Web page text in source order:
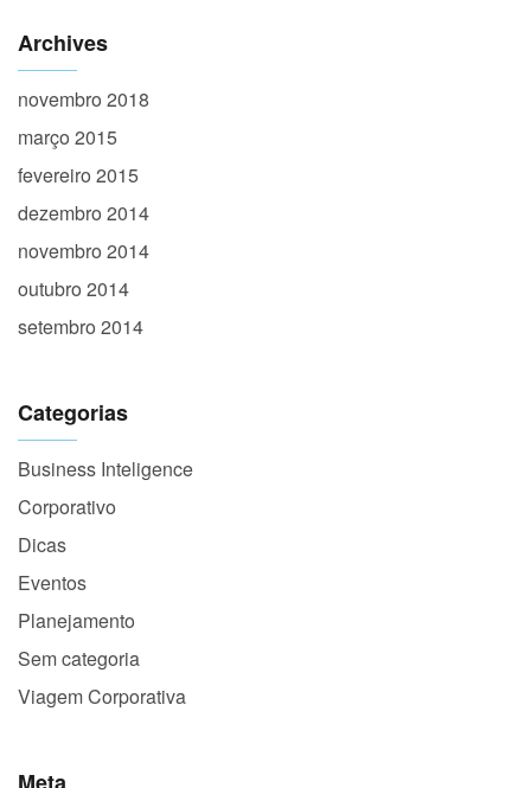
Archives
novembro 2018
março 2015
fevereiro 2015
dezembro 2014
novembro 2014
outubro 2014
setembro 2014
Categorias
Business Inteligence
Corporativo
Dicas
Eventos
Planejamento
Sem categoria
Viagem Corporativa